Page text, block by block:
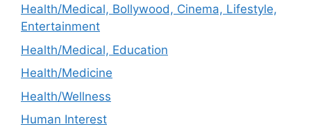
Health/Medical, Bollywood, Cinema, Lifestyle,
Entertainment
Health/Medical, Education
Health/Medicine
Health/Wellness
Human Interest